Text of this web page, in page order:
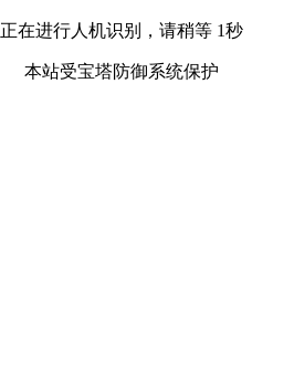
正在进行人机识别，请稍等 1秒
本站受宝塔防御系统保护